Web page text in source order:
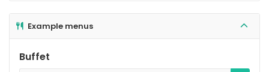
Example menus
Buffet